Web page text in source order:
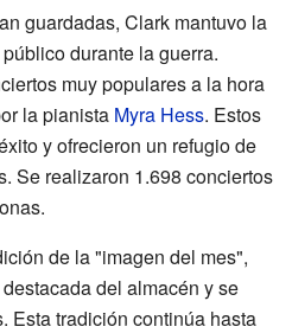
guardadas, Clark mantuvo la
durante la guerra.
muy populares a la hora
la pianista Myra Hess. Estos
y ofrecieron un refugio de
Se realizaron 1.698 conciertos
de la "imagen del mes",
del almacén y se
Esta tradición continúa hasta